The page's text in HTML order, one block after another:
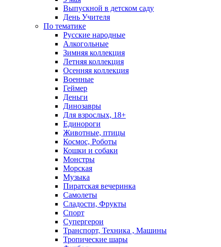
Выпускной в детском саду
День Учителя
По тематике
Русские народные
Алкогольные
Зимняя коллекция
Летняя коллекция
Осенняя коллекция
Военные
Геймер
Деньги
Динозавры
Для взрослых, 18+
Единороги
Животные, птицы
Космос, Роботы
Кошки и собаки
Монстры
Морская
Музыка
Пиратская вечеринка
Самолеты
Сладости, Фрукты
Спорт
Супергерои
Транспорт, Техника , Машины
Тропические шары